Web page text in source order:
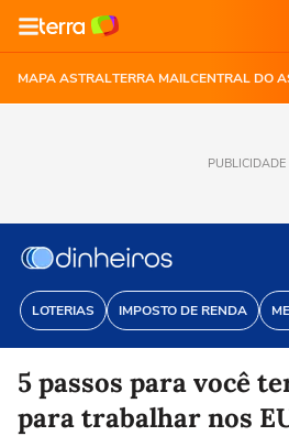
MAPA ASTRALTERRA MAILCENTRAL DO
PUBLICIDADE
LOTERIAS IMPOSTO DE RENDA
5 passos para você
para trabalhar nos